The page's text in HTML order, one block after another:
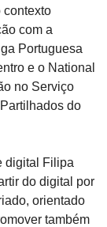
contexto
com a
Portuguesa
e o National
no Serviço
do
digital Filipa
do digital por
orientado
também